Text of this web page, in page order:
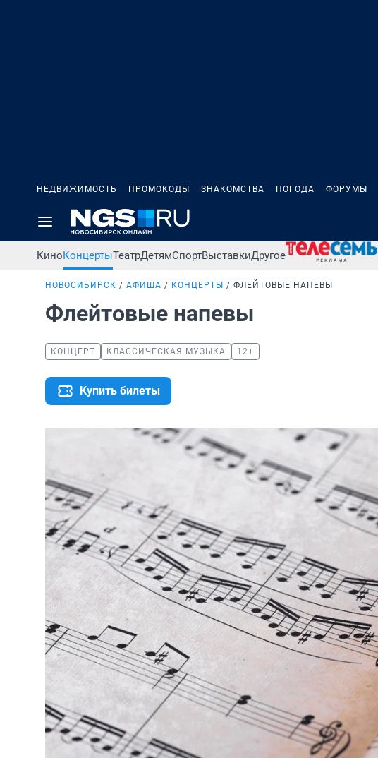
НЕДВИЖИМОСТЬ ПРОМОКОДЫ ЗНАКОМСТВА ПОГОДА ФОРУМЫ
КиноКонцертыТеатрДетямСпортВыставкиДругое
НОВОСИБИРСК АФИША КОНЦЕРТЫ ФЛЕЙТОВЫЕ НАПЕВЫ
Флейтовые напевы
КОНЦЕРТ КЛАССИЧЕСКАЯ МУЗЫКА 12+
Купить билеты